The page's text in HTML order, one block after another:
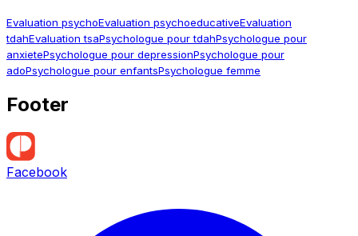
Evaluation psychoEvaluation psychoeducativeEvaluation
tdahEvaluation tsaPsychologue pour tdahPsychologue pour
anxietePsychologue pour depressionPsychologue pour
adoPsychologue pour enfantsPsychologue femme
Footer
Facebook